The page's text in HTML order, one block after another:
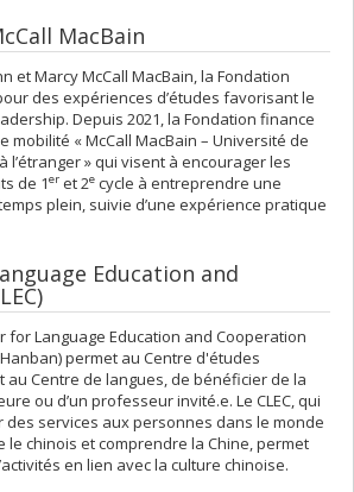
MacBain
et Marcy McCall MacBain, la Fondation
des expériences d’études favorisant le
Depuis 2021, la Fondation finance
mobilité « McCall MacBain – Université de
l’étranger » qui visent à encourager les
de 1er et 2e cycle à entreprendre une
plein, suivie d’une expérience pratique
Education and
for Language Education and Cooperation
permet au Centre d'études
au Centre de langues, de bénéficier de la
ou d’un professeur invité.e. Le CLEC, qui
des services aux personnes dans le monde
chinois et comprendre la Chine, permet
en lien avec la culture chinoise.